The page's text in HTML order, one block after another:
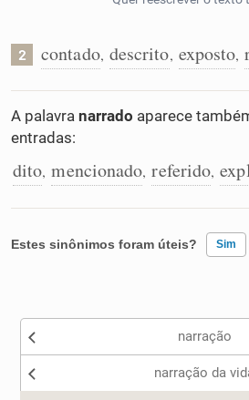
Conexões
Caça-palavras
2 contado, descrito, exposto,
A palavra narrado aparece
entradas:
dito, mencionado, referido,
Estes sinônimos foram úteis? Sim
Nenhum dos sinônimos narração
narração da